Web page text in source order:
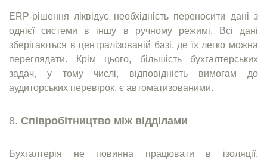
ERP-рішення ліквідує необхідність переносити дані з
однієї системи в іншу в ручному режимі. Всі дані
зберігаються в централізованій базі, де їх легко можна
переглядати. Крім цього, більшість бухгалтерських
задач, у тому числі, відповідність вимогам до
аудиторських перевірок, є автоматизованими.
Співробітництво між відділами
Бухгалтерія не повинна працювати в ізоляції.